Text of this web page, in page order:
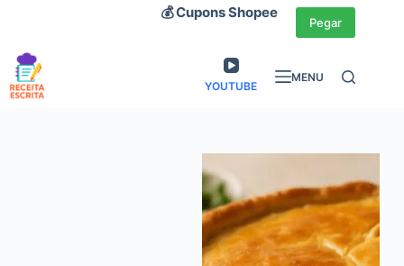
conteúdo
💰 Cupons Shopee
Pegar
YOUTUBE
MENU